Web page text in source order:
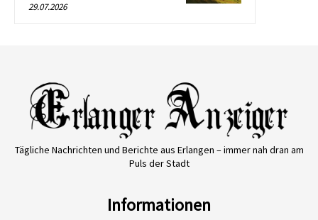
29.07.2026
Tägliche Nachrichten und Berichte aus Erlangen – immer nah dran am
Puls der Stadt
Informationen